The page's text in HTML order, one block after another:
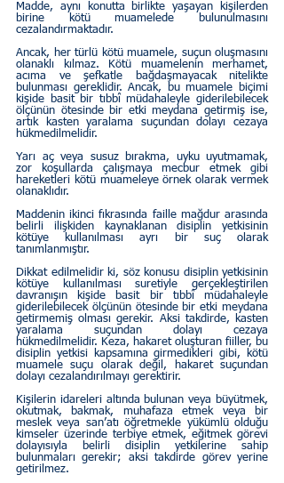
Madde, aynı konutta birlikte yaşayan kişilerden
birine kötü muamelede bulunulmasını
cezalandırmaktadır.
Ancak, her türlü kötü muamele, suçun oluşmasını
olanaklı kılmaz. Kötü muamelenin merhamet,
acıma ve şefkatle bağdaşmayacak nitelikte
bulunması gereklidir. Ancak, bu muamele biçimi
kişide basit bir tıbbî müdahaleyle giderilebilecek
ölçünün ötesinde bir etki meydana getirmiş ise,
artık kasten yaralama suçundan dolayı cezaya
hükmedilmelidir.
Yarı aç veya susuz bırakma, uyku uyutmamak,
zor koşullarda çalışmaya mecbur etmek gibi
hareketleri kötü muameleye örnek olarak vermek
olanaklıdır.
Maddenin ikinci fıkrasında faille mağdur arasında
belirli ilişkiden kaynaklanan disiplin yetkisinin
kötüye kullanılması ayrı bir suç olarak
tanımlanmıştır.
Dikkat edilmelidir ki, söz konusu disiplin yetkisinin
kötüye kullanılması suretiyle gerçekleştirilen
davranışın kişide basit bir tıbbî müdahaleyle
giderilebilecek ölçünün ötesinde bir etki meydana
getirmemiş olması gerekir. Aksi takdirde, kasten
yaralama suçundan dolayı cezaya
hükmedilmelidir. Keza, hakaret oluşturan fiiller, bu
disiplin yetkisi kapsamına girmedikleri gibi, kötü
muamele suçu olarak değil, hakaret suçundan
dolayı cezalandırılmayı gerektirir.
Kişilerin idareleri altında bulunan veya büyütmek,
okutmak, bakmak, muhafaza etmek veya bir
meslek veya san’atı öğretmekle yükümlü olduğu
kimseler üzerinde terbiye etmek, eğitmek görevi
dolayısıyla belirli disiplin yetkilerine sahip
bulunmaları gerekir; aksi takdirde görev yerine
getirilmez.